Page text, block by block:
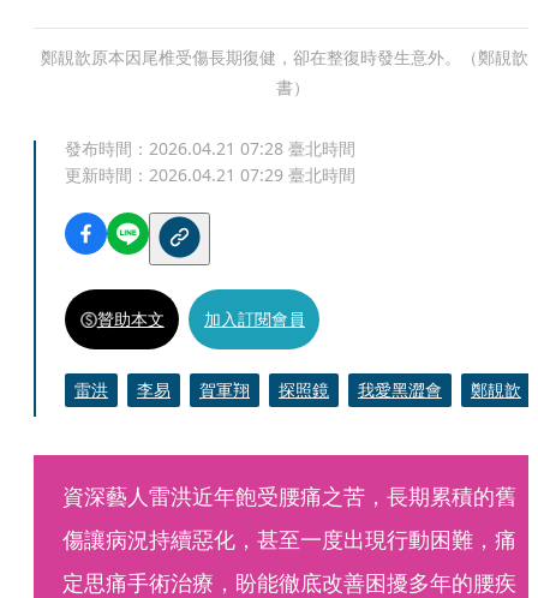
鄭靚歆原本因尾椎受傷長期復健，卻在整復時發生意外。（鄭靚歆
書）
發布時間： 2026.04.21 07:28 臺北時間
更新時間： 2026.04.21 07:29 臺北時間
贊助本文 加入訂閱會員
雷洪 李易 賀軍翔 探照鏡 我愛黑澀會 鄭靚歆
資深藝人雷洪近年飽受腰痛之苦，長期累積的舊
傷讓病況持續惡化，甚至一度出現行動困難，痛
定思痛手術治療，盼能徹底改善困擾多年的腰疾